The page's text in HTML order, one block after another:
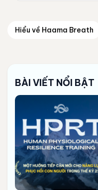
Hiểu về Haama Breath
BÀI VIẾT NỔI BẬT